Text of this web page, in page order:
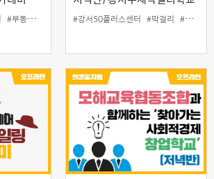
#부동산 #세금 #세무 #인생설계 #일활동지원
'내 생애 첫술빚기
#강서50플러스센터 #막걸리 #술